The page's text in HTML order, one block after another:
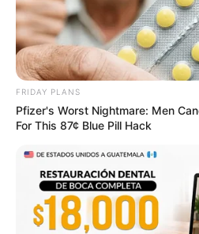
“หมอดูทัก” 3 ราศี ดวงเฮงสุดๆ ลุ้นล
FRIDAY PLANS
Pfizer's Worst Nightmare: Men
For This 87¢ Blue Pill Hack